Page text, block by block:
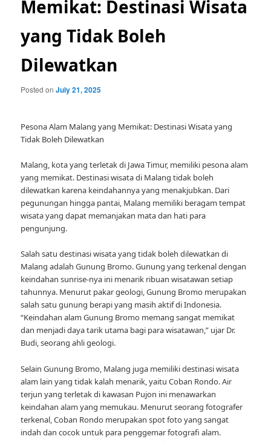
Memikat: Destinasi Wisata
yang Tidak Boleh
Dilewatkan
Posted onJuly 21, 2025
Pesona Alam Malang yang Memikat: Destinasi Wisata yang
Tidak Boleh Dilewatkan
Malang, kota yang terletak di Jawa Timur, memiliki pesona alam
yang memikat. Destinasi wisata di Malang tidak boleh
dilewatkan karena keindahannya yang menakjubkan. Dari
pegunungan hingga pantai, Malang memiliki beragam tempat
wisata yang dapat memanjakan mata dan hati para
pengunjung.
Salah satu destinasi wisata yang tidak boleh dilewatkan di
Malang adalah Gunung Bromo. Gunung yang terkenal dengan
keindahan sunrise-nya ini menarik ribuan wisatawan setiap
tahunnya. Menurut pakar geologi, Gunung Bromo merupakan
salah satu gunung berapi yang masih aktif di Indonesia.
“Keindahan alam Gunung Bromo memang sangat memikat
dan menjadi daya tarik utama bagi para wisatawan,” ujar Dr.
Budi, seorang ahli geologi.
Selain Gunung Bromo, Malang juga memiliki destinasi wisata
alam lain yang tidak kalah menarik, yaitu Coban Rondo. Air
terjun yang terletak di kawasan Pujon ini menawarkan
keindahan alam yang memukau. Menurut seorang fotografer
terkenal, Coban Rondo merupakan spot foto yang sangat
indah dan cocok untuk para penggemar fotografi alam.